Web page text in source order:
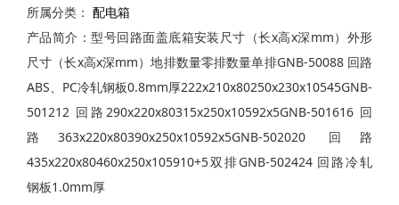
所属分类： 配电箱
产品简介：型号回路面盖底箱安装尺寸（长x高x深mm）外形
尺寸（长x高x深mm）地排数量零排数量单排GNB-50088 回路
ABS、PC冷轧钢板0.8mm厚222x210x80250x230x10545GNB-
501212 回路290x220x80315x250x10592x5GNB-501616 回
路363x220x80390x250x10592x5GNB-502020 回路
435x220x80460x250x105910+5双排GNB-502424 回路冷轧
钢板1.0mm厚